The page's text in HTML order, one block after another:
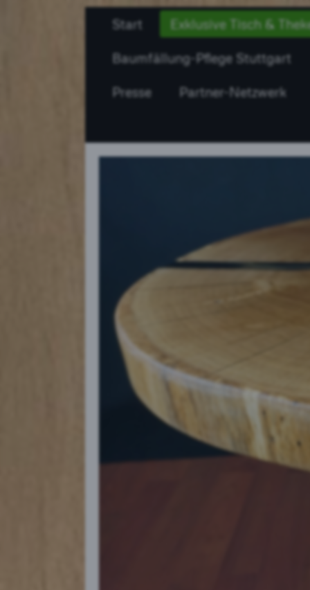
Start Exklusive Tisch &
Baumfällung-Pflege Stuttgart
Presse Partner-Netzwerk